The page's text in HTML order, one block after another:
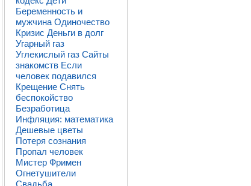
Беременность и
мужчина Одиночество
Кризис Деньги в долг
Угарный газ
Углекислый газ Сайты
знакомств Если
человек подавился
Крещение Снять
беспокойство
Безработица
Инфляция: математика
Дешевые цветы
Потеря сознания
Пропал человек
Мистер Фримен
Огнетушители
Свадьба